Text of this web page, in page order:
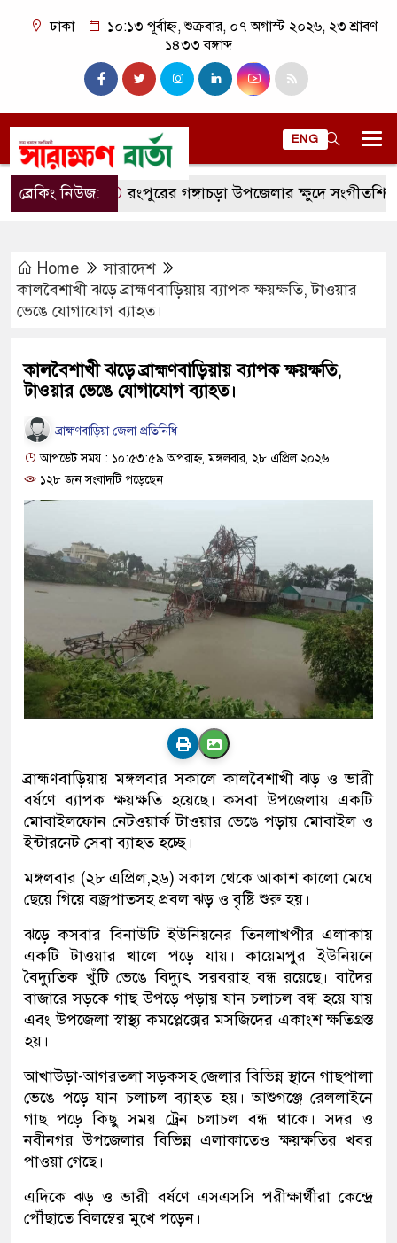
ঢাকা
১০:১৩ পূর্বাহ্ন, শুক্রবার, ০৭ অগাস্ট ২০২৬, ২৩ শ্রাবণ
১৪৩৩ বঙ্গাব্দ
ENG
ব্রেকিং নিউজ:রংপুরের গঙ্গাচড়া উপজেলার ক্ষুদে সংগীতশিল্পী
Home
সারাদেশ
কালবৈশাখী ঝড়ে ব্রাহ্মণবাড়িয়ায় ব্যাপক ক্ষয়ক্ষতি, টাওয়ার
ভেঙে যোগাযোগ ব্যাহত।
কালবৈশাখী ঝড়ে ব্রাহ্মণবাড়িয়ায় ব্যাপক ক্ষয়ক্ষতি,
টাওয়ার ভেঙে যোগাযোগ ব্যাহত।
ব্রাহ্মণবাড়িয়া জেলা প্রতিনিধি
আপডেট সময় : ১০:৫৩:৫৯ অপরাহ্ন, মঙ্গলবার, ২৮ এপ্রিল ২০২৬
১২৮ জন সংবাদটি পড়েছেন
ব্রাহ্মণবাড়িয়ায় মঙ্গলবার সকালে কালবৈশাখী ঝড় ও ভারী
বর্ষণে ব্যাপক ক্ষয়ক্ষতি হয়েছে। কসবা উপজেলায় একটি
মোবাইলফোন নেটওয়ার্ক টাওয়ার ভেঙে পড়ায় মোবাইল ও
ইন্টারনেট সেবা ব্যাহত হচ্ছে।
মঙ্গলবার (২৮ এপ্রিল,২৬) সকাল থেকে আকাশ কালো মেঘে
ছেয়ে গিয়ে বজ্রপাতসহ প্রবল ঝড় ও বৃষ্টি শুরু হয়।
ঝড়ে কসবার বিনাউটি ইউনিয়নের তিনলাখপীর এলাকায়
একটি টাওয়ার খালে পড়ে যায়। কায়েমপুর ইউনিয়নে
বৈদ্যুতিক খুঁটি ভেঙে বিদ্যুৎ সরবরাহ বন্ধ রয়েছে। বাদৈর
বাজারে সড়কে গাছ উপড়ে পড়ায় যান চলাচল বন্ধ হয়ে যায়
এবং উপজেলা স্বাস্থ্য কমপ্লেক্সের মসজিদের একাংশ ক্ষতিগ্রস্ত
হয়।
আখাউড়া-আগরতলা সড়কসহ জেলার বিভিন্ন স্থানে গাছপালা
ভেঙে পড়ে যান চলাচল ব্যাহত হয়। আশুগঞ্জে রেললাইনে
গাছ পড়ে কিছু সময় ট্রেন চলাচল বন্ধ থাকে। সদর ও
নবীনগর উপজেলার বিভিন্ন এলাকাতেও ক্ষয়ক্ষতির খবর
পাওয়া গেছে।
এদিকে ঝড় ও ভারী বর্ষণে এসএসসি পরীক্ষার্থীরা কেন্দ্রে
পৌঁছাতে বিলম্বের মুখে পড়েন।